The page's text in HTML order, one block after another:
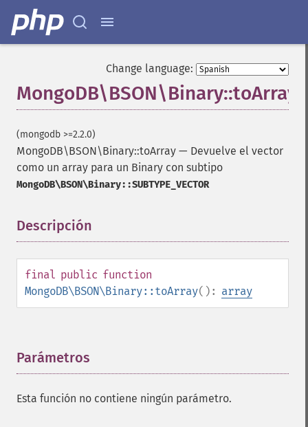
Change language:
MongoDB\BSON\Binary::toArray
(mongodb >=2.2.0)
MongoDB\BSON\Binary::toArray — Devuelve el vector
como un array para un Binary con subtipo
MongoDB\BSON\Binary::SUBTYPE_VECTOR
Descripción
final public function
MongoDB\BSON\Binary::toArray(): array
Parámetros
Esta función no contiene ningún parámetro.